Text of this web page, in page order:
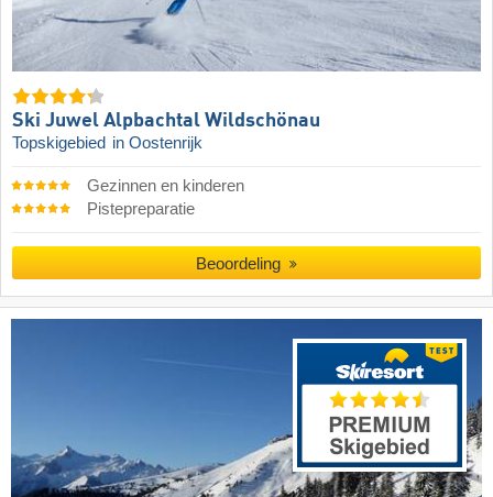
Ski Juwel Alpbachtal Wildschönau
Topskigebied in Oostenrijk
Gezinnen en kinderen
Pistepreparatie
Beoordeling